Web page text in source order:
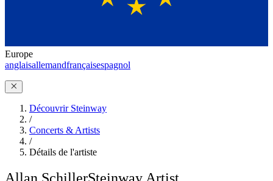
Europe
anglaisallemandfrançaisespagnol
Découvrir Steinway
/
Concerts & Artists
/
Détails de l'artiste
Allan SchillerSteinway Artist